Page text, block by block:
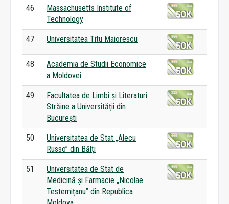
46
Massachusetts Institute of
Technology
47 Universitatea Titu Maiorescu
48
Academia de Studii Economice
a Moldovei
49
Facultatea de Limbi și Literaturi
Străine a Universității din
București
50
Universitatea de Stat „Alecu
Russo” din Bălți
51
Universitatea de Stat de
Medicină și Farmacie „Nicolae
Testemițanu” din Republica